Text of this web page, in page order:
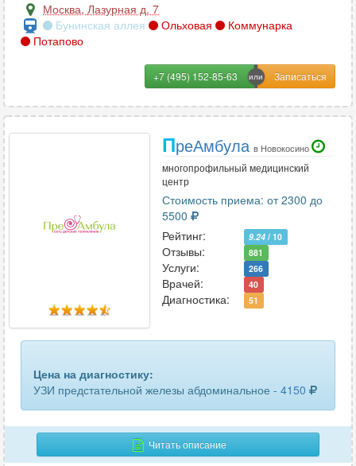
Москва, Лазурная д. 7
Бунинская аллея
Ольховая
Коммунарка
Потапово
+7 (495) 152-85-63
ПреАмбула в Новокосино
многопрофильный медицинский
центр
Стоимость приема: от 2300 до
5500
Рейтинг:
9.24 / 10
Отзывы: 881
Услуги: 266
Врачей: 40
Диагностика: 51
Цена на диагностику:
УЗИ предстательной железы абдоминальное - 4150
Читать описание